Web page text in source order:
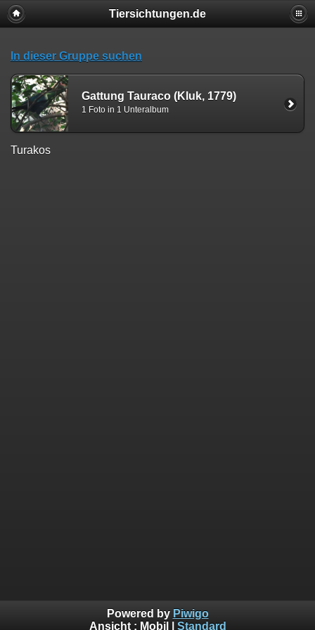
Tiersichtungen.de
In dieser Gruppe suchen
Gattung Tauraco (Kluk, 1779)
1 Foto in 1 Unteralbum
Turakos
Powered by Piwigo
Ansicht : Mobil Standard